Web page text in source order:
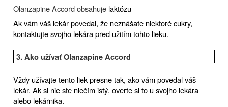
Olanzapine Accordobsahuje laktózu
Ak vám váš lekár povedal, že neznášate niektoré cukry,
kontaktujte svojho lekára pred užitím tohto lieku.
3. Ako užívaťOlanzapine Accord
Vždy užívajte tento liek presne tak, ako vám povedal váš
lekár. Ak si nie ste niečím istý, overte si to u svojho lekára
alebo lekárnika.